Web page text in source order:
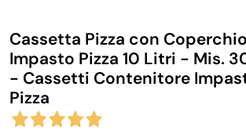
CASA E PERSONA
Cassetta Pizza con
Impasto Pizza 10 Litri - Mis.
- Cassetti Contenitore
Pizza